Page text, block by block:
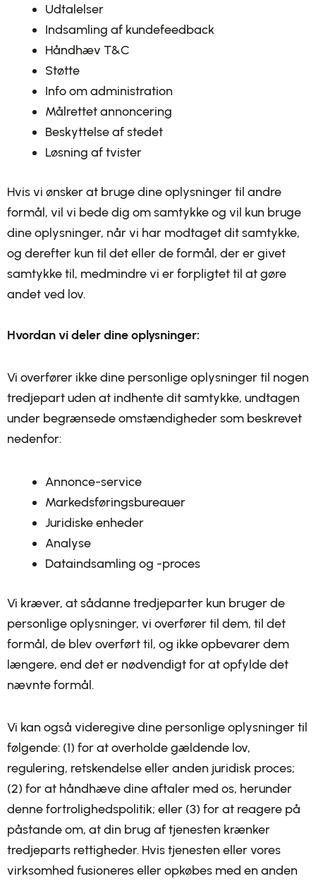
Udtalelser
Indsamling af kundefeedback
Håndhæv T&C
Støtte
Info om administration
Målrettet annoncering
Beskyttelse af stedet
Løsning af tvister
Hvis vi ønsker at bruge dine oplysninger til andre
formål, vil vi bede dig om samtykke og vil kun bruge
dine oplysninger, når vi har modtaget dit samtykke,
og derefter kun til det eller de formål, der er givet
samtykke til, medmindre vi er forpligtet til at gøre
andet ved lov.
Hvordan vi deler dine oplysninger:
Vi overfører ikke dine personlige oplysninger til nogen
tredjepart uden at indhente dit samtykke, undtagen
under begrænsede omstændigheder som beskrevet
nedenfor:
Annonce-service
Markedsføringsbureauer
Juridiske enheder
Analyse
Dataindsamling og -proces
Vi kræver, at sådanne tredjeparter kun bruger de
personlige oplysninger, vi overfører til dem, til det
formål, de blev overført til, og ikke opbevarer dem
længere, end det er nødvendigt for at opfylde det
nævnte formål.
Vi kan også videregive dine personlige oplysninger til
følgende: (1) for at overholde gældende lov,
regulering, retskendelse eller anden juridisk proces;
(2) for at håndhæve dine aftaler med os, herunder
denne fortrolighedspolitik; eller (3) for at reagere på
påstande om, at din brug af tjenesten krænker
tredjeparts rettigheder. Hvis tjenesten eller vores
virksomhed fusioneres eller opkøbes med en anden